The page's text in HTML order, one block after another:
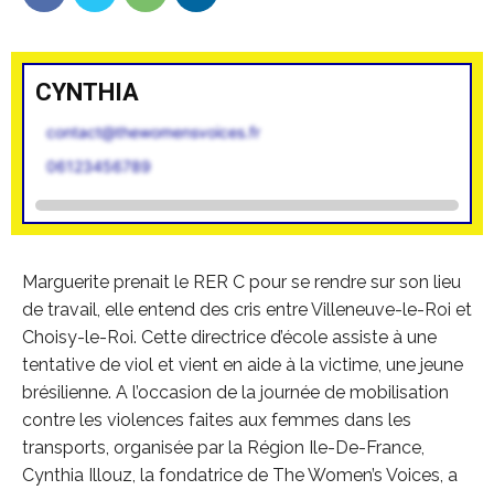
CYNTHIA
contact@thewomensvoices.fr
06123456789
Marguerite prenait le RER C pour se rendre sur son lieu
de travail, elle entend des cris entre Villeneuve-le-Roi et
Choisy-le-Roi. Cette directrice d’école assiste à une
tentative de viol et vient en aide à la victime, une jeune
brésilienne. A l’occasion de la journée de mobilisation
contre les violences faites aux femmes dans les
transports, organisée par la Région Ile-De-France,
Cynthia Illouz, la fondatrice de The Women’s Voices, a